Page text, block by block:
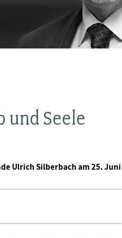
und Seele
Ulrich Silberbach am 25.